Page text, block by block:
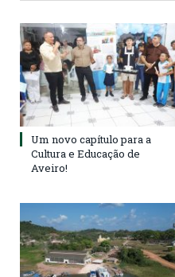
Um novo capítulo para a
Cultura e Educação de
Aveiro!